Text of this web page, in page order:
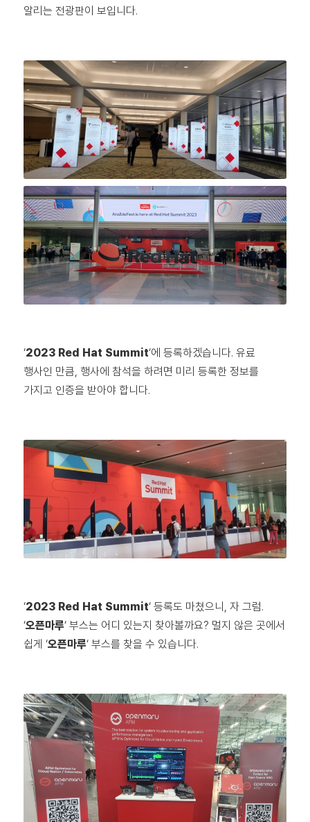
알리는 전광판이 보입니다.
‘2023 Red Hat Summit‘에 등록하겠습니다. 유료
행사인 만큼, 행사에 참석을 하려면 미리 등록한 정보를
가지고 인증을 받아야 합니다.
‘2023 Red Hat Summit‘ 등록도 마쳤으니, 자 그럼.
‘오픈마루‘ 부스는 어디 있는지 찾아볼까요? 멀지 않은 곳에서
쉽게 ‘오픈마루‘ 부스를 찾을 수 있습니다.